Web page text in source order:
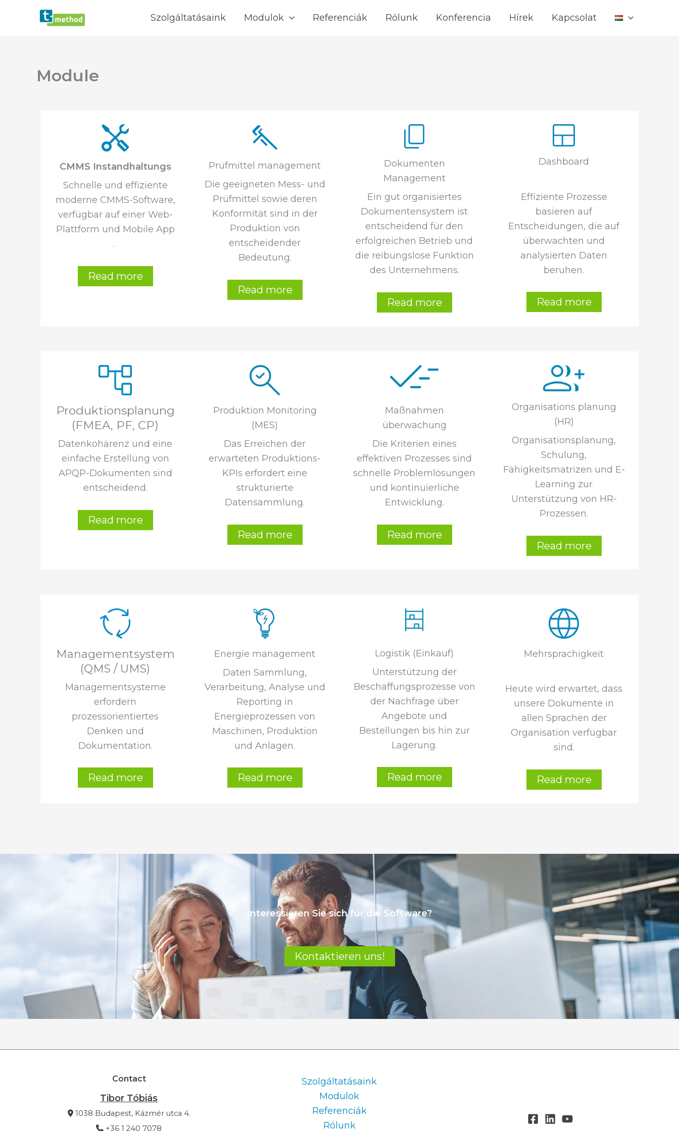
Szolgáltatásaink Modulok Referenciák Rólunk Konferencia Hírek Kapcsolat
Module
CMMS Instandhaltungs
Schnelle und effiziente
moderne CMMS-Software,
verfügbar auf einer Web-
Plattform und Mobile App
.
Read more
Prüfmittel management
Die geeigneten Mess- und
Prüfmittel sowie deren
Konformität sind in der
Produktion von
entscheidender
Bedeutung.
Read more
Dokumenten
Management
Ein gut organisiertes
Dokumentensystem ist
entscheidend für den
erfolgreichen Betrieb und
die reibungslose Funktion
des Unternehmens.
Read more
Dashboard
Effiziente Prozesse
basieren auf
Entscheidungen, die auf
überwachten und
analysierten Daten
beruhen.
Read more
Produktionsplanung
(FMEA, PF, CP)
Datenkohärenz und eine
einfache Erstellung von
APQP-Dokumenten sind
entscheidend.
Read more
Produktion Monitoring
(MES)
Das Erreichen der
erwarteten Produktions-
KPIs erfordert eine
strukturierte
Datensammlung.
Read more
Maßnahmen
überwachung
Die Kriterien eines
effektiven Prozesses sind
schnelle Problemlösungen
und kontinuierliche
Entwicklung.
Read more
Organisations planung
(HR)
Organisationsplanung,
Schulung,
Fähigkeitsmatrizen und E-
Learning zur
Unterstützung von HR-
Prozessen.
Read more
Managementsystem
(QMS / UMS)
Managementsysteme
erfordern
prozessorientiertes
Denken und
Dokumentation.
Read more
Energie management
Daten Sammlung,
Verarbeitung, Analyse und
Reporting in
Energieprozessen von
Maschinen, Produktion
und Anlagen.
Read more
Logistik (Einkauf)
Unterstützung der
Beschaffungsprozesse von
der Nachfrage über
Angebote und
Bestellungen bis hin zur
Lagerung.
Read more
Mehrsprachigkeit
Heute wird erwartet, dass
unsere Dokumente in
allen Sprachen der
Organisation verfügbar
sind.
Read more
Interessieren Sie sich für die Software?
Kontaktieren uns!
Contact
Tibor Tóbiás
1038 Budapest, Kázmér utca 4.
+36 1 240 7078
Szolgáltatásaink
Modulok
Referenciák
Rólunk